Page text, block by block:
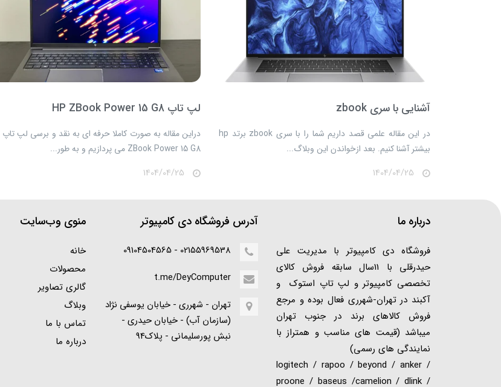
آشنایی با سری zbook
​​​​در این مقاله علمی قصد داریم شما را با سری zbook برتد hp
بیشتر آشنا کنیم. بعد ازخواندن این وبلاگ...
لپ تاپ HP ZBook Power 15 G8
ZBook Power 15 G8 می پردازیم و به طور...
درباره ما
فروشگاه دی کامپیوتر با مدیریت علی
حیدرقلی با 11سال سابقه فروش کالای
تخصصی کامپیوتر و لپ تاپ استوک و
آکبند در تهران-شهرری فعال بوده و مرجع
فروش کالاهای برند در جنوب تهران
میباشد (قیمت های مناسب و همتراز با
نمایندگی های رسمی)
logitech / rapoo / beyond / anker /
proone / baseus /camelion / dlink /
آدرس فروشگاه دی کامپیوتر
02155969538 - 09104504565
t.me/DeyComputer
تهران - شهرری - خیابان یوسفی نژاد
(سازمان آب) - خیابان حیدری -
نبش پورسلیمانی - پلاک94
منوی وب‌سایت
خانه
محصولات
گالری تصاویر
وبلاگ
تماس با ما
درباره ما